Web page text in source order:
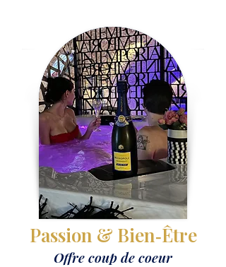
Passion & Bien‑Être
Offre coup de coeur